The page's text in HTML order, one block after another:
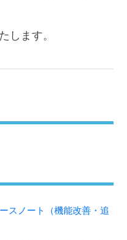
します。
スノート（機能改善・追